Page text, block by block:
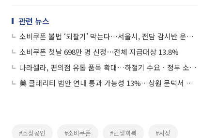
관련 뉴스
소비쿠폰 불법 ‘되팔기’ 막는다…서울시, 전담 감시반 운영 돌입
소비쿠폰 첫날 698만 명 신청⋯전체 지급대상 13.8%
나라셀라, 편의점 유통 품목 확대…하절기 수요ㆍ정부 소비쿠폰 수혜 선제적 대응
美 클래리티 법안 연내 통과 가능성 13%…상원 문턱서 제동
#소상공인 #소비쿠폰 #민생회복 #시장